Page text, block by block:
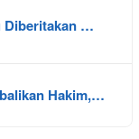
Diberitakan …
Hakim,…